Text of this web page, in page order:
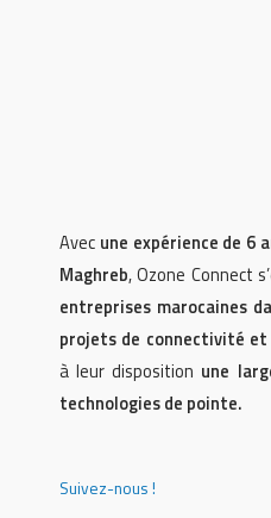
Avec une expérience de 6
Maghreb, Ozone Connect
entreprises marocaines
projets de connectivité
à leur disposition une
technologies de pointe.
Suivez-nous !